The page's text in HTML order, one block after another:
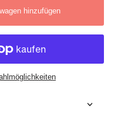
hinzufügen